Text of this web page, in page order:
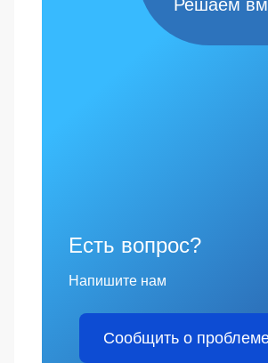
Решаем
Есть вопрос?
Напишите нам
Сообщить о